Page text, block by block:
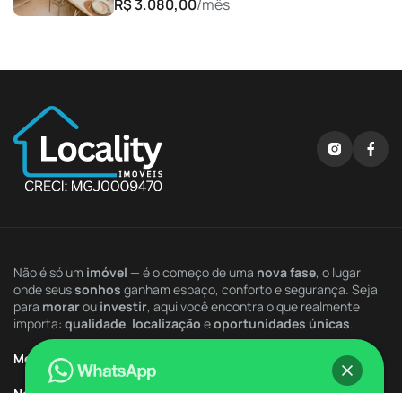
Espaço Lava e Seca
Espaço Pet
Mercado Interno
Mini Campo
R$ 3.080,00/mês
Não é só um imóvel — é o começo de uma nova fase, o lugar
onde seussonhos ganham espaço, conforto e segurança. Seja
para morarou investir, aqui você encontra o que realmente
importa: qualidade, localização eoportunidades únicas.
Menu Rápido